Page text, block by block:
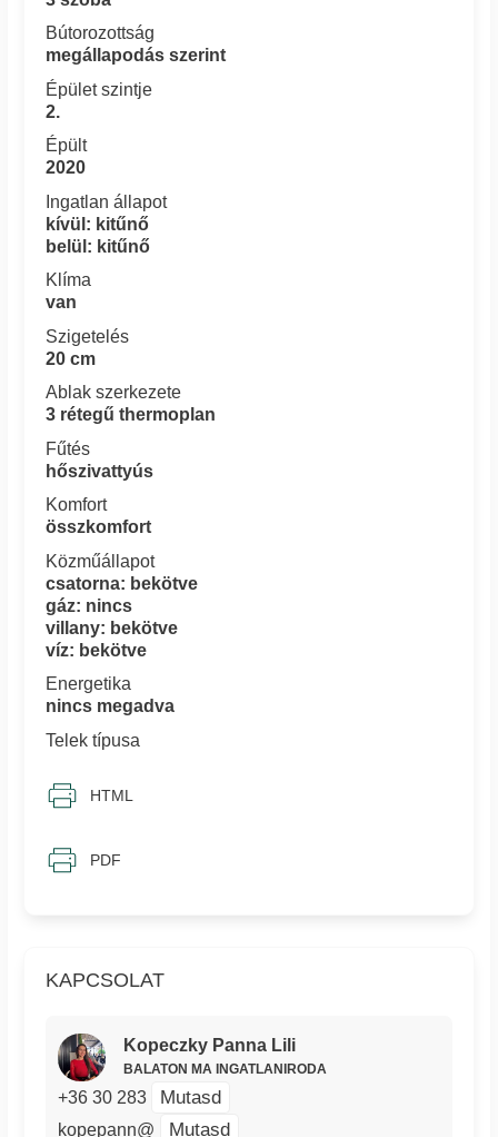
KAPCSOLAT
Kopeczky Panna Lili
BALATON MA INGATLANIRODA
+36 30 283 Mutasd
kopepann@ Mutasd
Bútorozottság
megállapodás szerint
Épület szintje
2.
Épült
2020
Ingatlan állapot
kívül: kitűnő
belül: kitűnő
Klíma
van
Szigetelés
20 cm
Ablak szerkezete
3 rétegű thermoplan
Fűtés
hőszivattyús
Komfort
összkomfort
Közműállapot
csatorna: bekötve
gáz: nincs
villany: bekötve
víz: bekötve
Energetika
nincs megadva
Telek típusa
HTML
PDF